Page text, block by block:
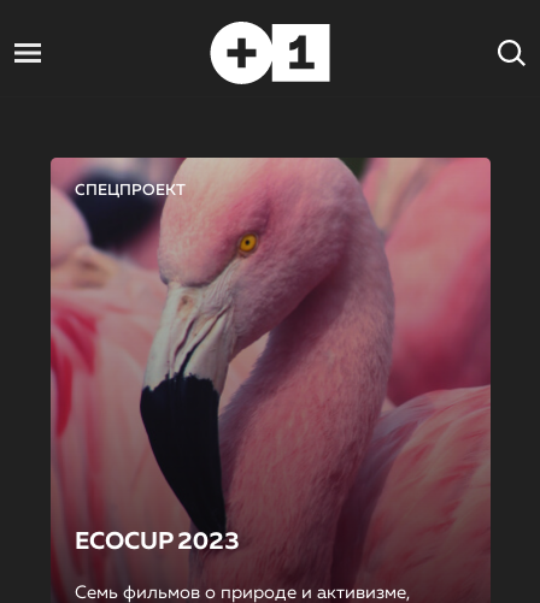
СПЕЦПРОЕКТ
ECOCUP 2023
Семь фильмов о природе и активизме,